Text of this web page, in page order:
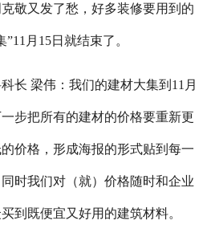
又发了愁，好多装修要用到的
月15日就结束了。
梁伟：我们的建材大集到11月
步把所有的建材的价格要重新更
价格，形成海报的形式贴到每一
时我们对（就）价格随时和企业
到既便宜又好用的建筑材料。